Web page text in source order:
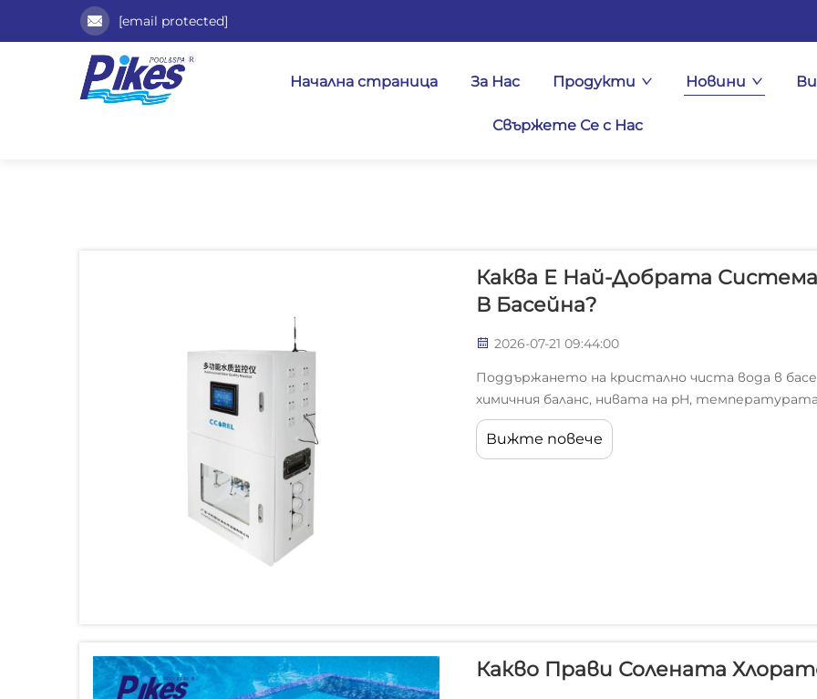
[email protected]
Начална страница За Нас Продукти Новини
Свържете Се с Нас
Каква Е Най-Добрата
В Басейна?
2026-07-21 09:44:00
Поддържането на кристално чиста вода в
химичния баланс, нивата на pH,
мониторинг на водата в басейна е от
които искат да гарантират безопасността
оборудването...
Вижте повече
Какво Прави Солената